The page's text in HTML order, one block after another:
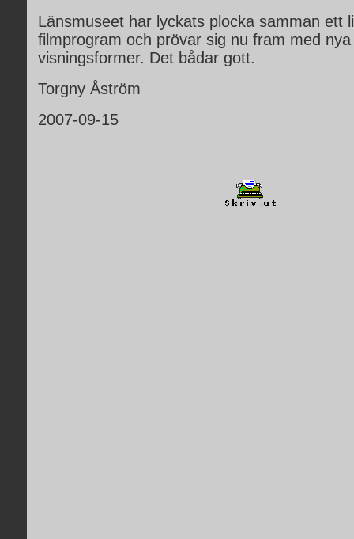
Länsmuseet har lyckats plocka samman ett
filmprogram och prövar sig nu fram med nya
visningsformer. Det bådar gott.
Torgny Åström
2007-09-15